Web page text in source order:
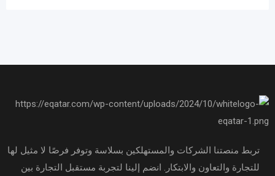
تربط منصتنا الشركات والمستهلكين بسلاسة وتوفر فرصًا لا مثيل لها
للتجارة والتعاون والابتكار. انضم إلينا لتجربة مستقبل التجارة بين